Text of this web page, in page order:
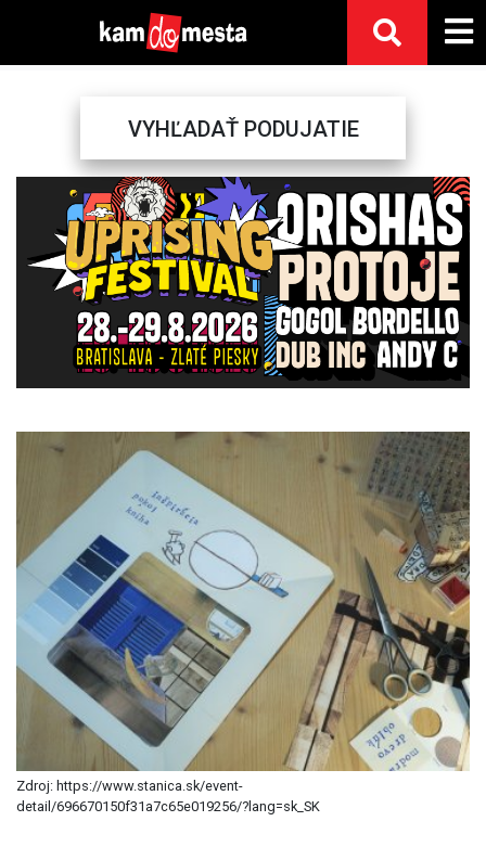
VYHĽADAŤ PODUJATIE
Previous Next
Zdroj: https://www.stanica.sk/event-
detail/696670150f31a7c65e019256/?lang=sk_SK